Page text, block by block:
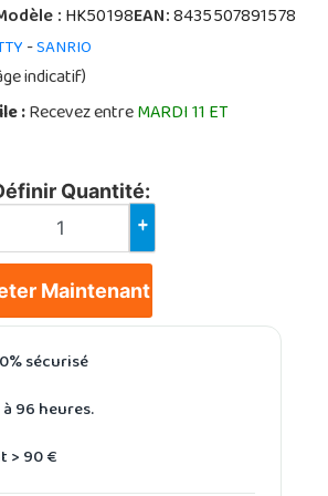
:HK50198EAN:8435507891578
-SANRIO
indicatif)
:Recevez entreMARDI 11 ET
Quantité:
+
Maintenant
sécurisé
96 heures.
> 90 €